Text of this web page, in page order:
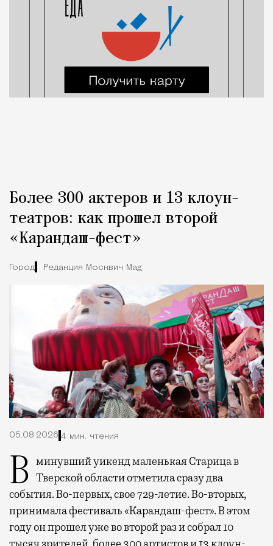
Более 300 актеров и 13 клоун-
театров: как прошел второй
«Карандаш-фест»
Город Редакция Москвич Mag
05.08.2026 4 мин. чтения
В минувший уикенд маленькая Старица в Тверской области отметила сразу два
события. Во-первых, свое 729-летие. Во-вторых,
принимала фестиваль «Карандаш-фест». В этом
году он прошел уже во второй раз и собрал 10